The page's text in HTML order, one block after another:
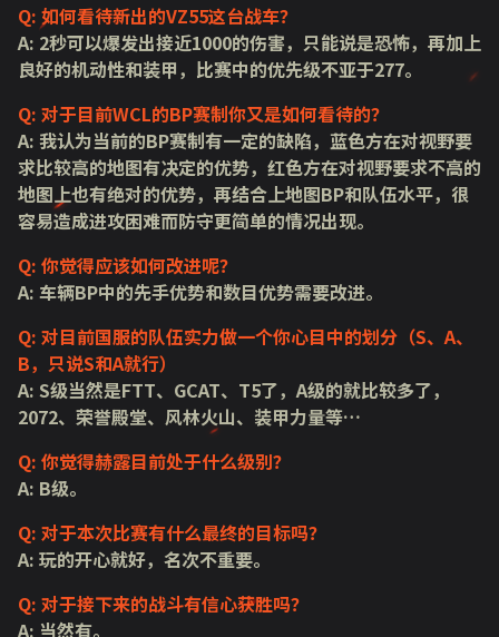
Q: 如何看待新出的VZ55这台战车？
A: 2秒可以爆发出接近1000的伤害，只能说是恐怖，再加上
良好的机动性和装甲，比赛中的优先级不亚于277。
Q: 对于目前WCL的BP赛制你又是如何看待的？
A: 我认为当前的BP赛制有一定的缺陷，蓝色方在对视野要
求比较高的地图有决定的优势，红色方在对视野要求不高的
地图上也有绝对的优势，再结合上地图BP和队伍水平，很
容易造成进攻困难而防守更简单的情况出现。
Q: 你觉得应该如何改进呢？
A: 车辆BP中的先手优势和数目优势需要改进。
Q: 对目前国服的队伍实力做一个你心目中的划分（S、A、
B，只说S和A就行）
A: S级当然是FTT、GCAT、T5了，A级的就比较多了，
2072、荣誉殿堂、风林火山、装甲力量等…
Q: 你觉得赫露目前处于什么级别？
A: B级。
Q: 对于本次比赛有什么最终的目标吗？
A: 玩的开心就好，名次不重要。
Q: 对于接下来的战斗有信心获胜吗？
A: 当然有。